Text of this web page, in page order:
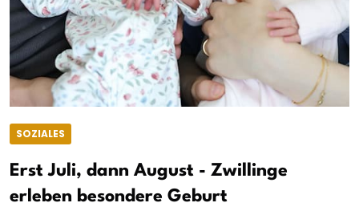
SOZIALES
Erst Juli, dann August - Zwillinge
erleben besondere Geburt